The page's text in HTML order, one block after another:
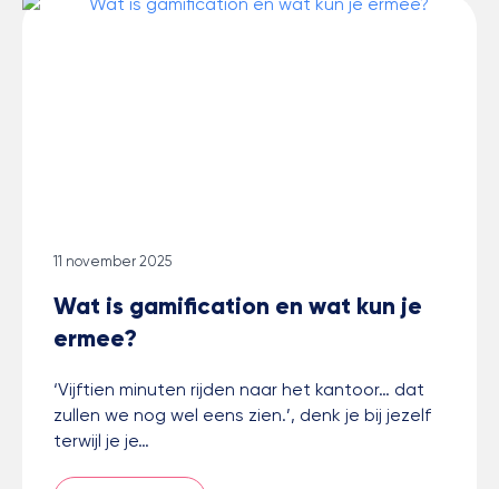
Wat is gamification en wat kun je
ermee?
11 november 2025
‘Vijftien minuten rijden naar het kantoor… dat
zullen we nog wel eens zien.’, denk je bij jezelf
terwijl je je…